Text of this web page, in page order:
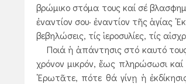
βρώμικο στόμα τους καί σέ
ἐναντίον σου· ἐναντίον τῆς ἁγίας
βεβηλώσεις, τίς ἱεροσυλίες, τίς
Ποιά ἡ ἀπάντησις στό καυτό
χρόνον μικρόν, ἕως πληρώσωσι καί
᾿Ερωτᾶτε, πότε θά γίνῃ ἡ